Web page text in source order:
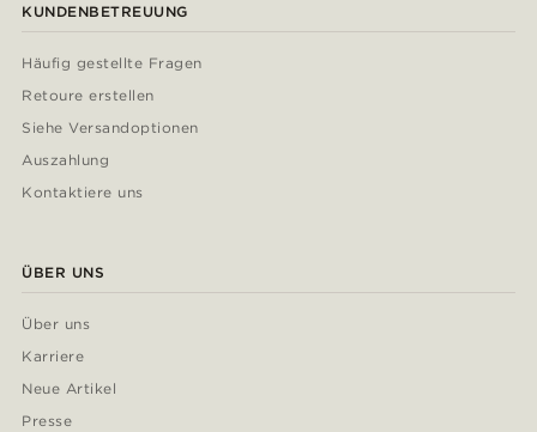
KUNDENBETREUUNG
Häufig gestellte Fragen
Retoure erstellen
Siehe Versandoptionen
Auszahlung
Kontaktiere uns
ÜBER UNS
Über uns
Karriere
Neue Artikel
Presse